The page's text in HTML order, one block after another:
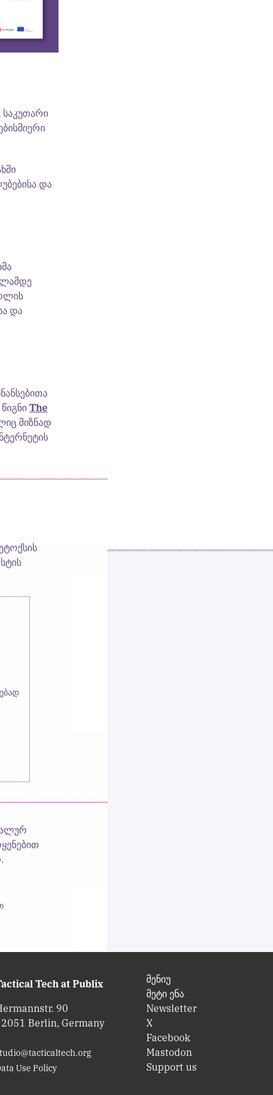
და
და
The
მიზნად
Tech at Publix
90
Berlin, Germany
Use Policy
მენიუ
მეტი ენა
Newsletter
X
Facebook
Mastodon
Support us